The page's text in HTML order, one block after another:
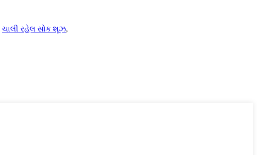
ચાલી રહેલ સોક શૂઝ,